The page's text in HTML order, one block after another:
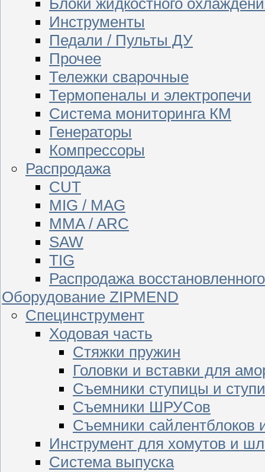
Инструменты
Педали / Пульты ДУ
Прочее
Тележки сварочные
Термопеналы и электропечи
Система мониторинга КМ
Генераторы
Компрессоры
Распродажа
CUT
MIG / MAG
MMA / ARC
SAW
TIG
Распродажа
Оборудование ZIPMEND
Специнструмент
Ходовая часть
Стяжки пружин
Головки и вставки для
Съемники ступицы и
Съемники ШРУСов
Съемники сайлентблоков
Инструмент для хомутов и
Система выпуска